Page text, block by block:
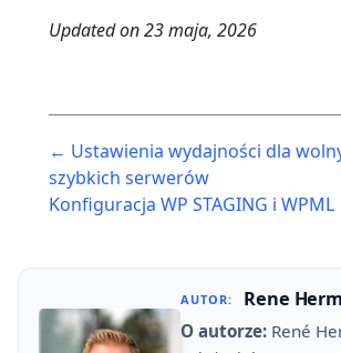
Updated on23 maja, 2026
navigation
← Ustawienia wydajności dla
szybkich serwerów
Konfiguracja WP STAGING i
AUTOR: Rene
O autorze: René